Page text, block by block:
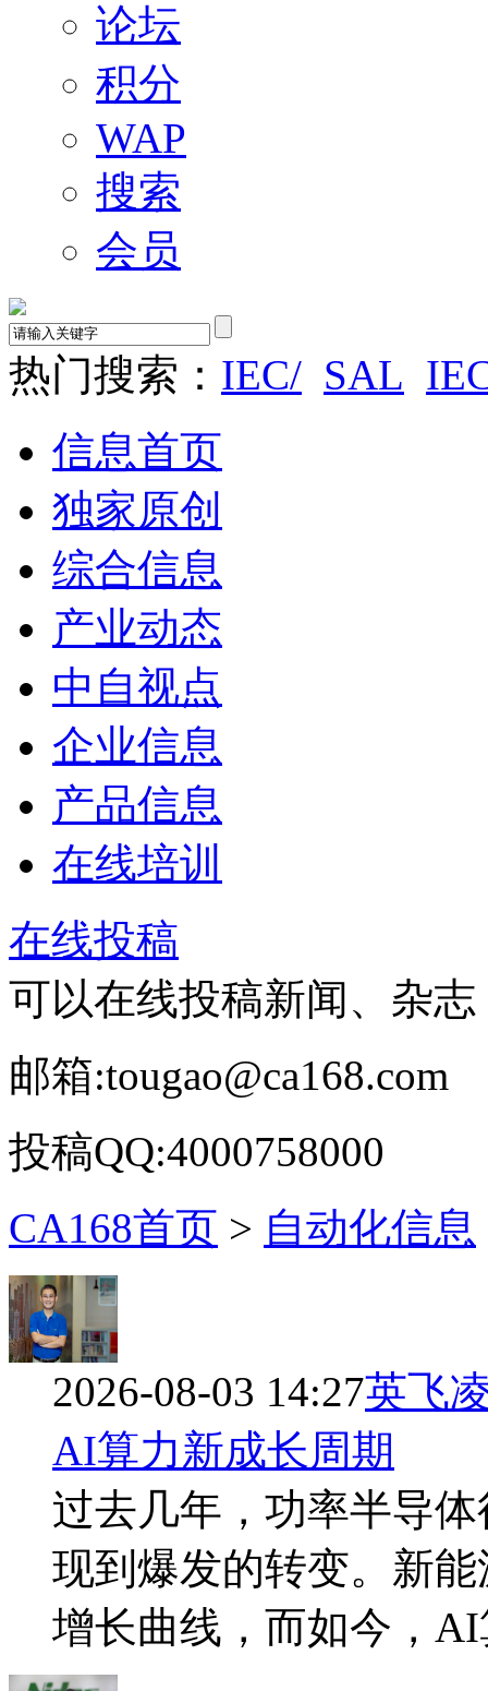
论坛
积分
WAP
搜索
会员
热门搜索： IEC/ SAL
信息首页
独家原创
综合信息
产业动态
中自视点
企业信息
产品信息
在线培训
在线投稿
可以在线投稿新闻、杂志
邮箱:tougao@ca168.com
投稿QQ:4000758000
CA168首页 > 自动化信息
2026-08-03 14:27英飞
AI算力新成长周期
过去几年，功率半导
现到爆发的转变。新
增长曲线，而如今，